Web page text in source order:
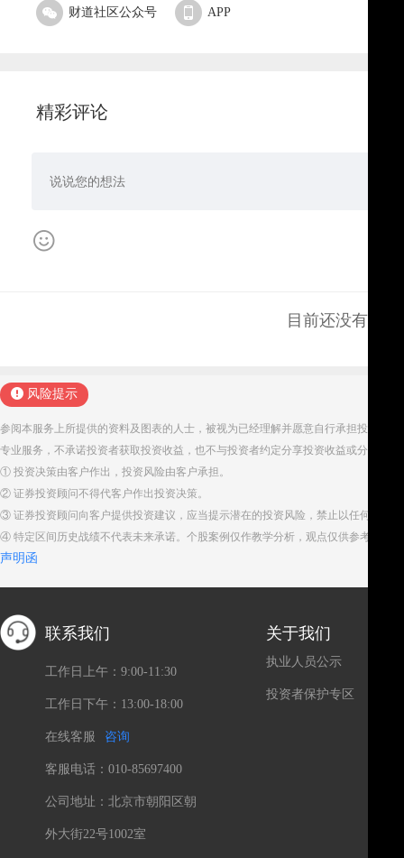
财道社区公众号 APP
精彩评论
目前还没有评论
风险提示
参阅本服务上所提供的资料及图表的人士，被视为已经理解并愿意自行承担投资服
专业服务，不承诺投资者获取投资收益，也不与投资者约定分享投资收益或分担投
① 投资决策由客户作出，投资风险由客户承担。
② 证券投资顾问不得代客户作出投资决策。
③ 证券投资顾问向客户提供投资建议，应当提示潜在的投资风险，禁止以任何方式
④ 特定区间历史战绩不代表未来承诺。个股案例仅作教学分析，观点仅供参考。股
声明函
联系我们
工作日上午：9:00-11:30
工作日下午：13:00-18:00
在线客服 咨询
客服电话：010-85697400
公司地址：北京市朝阳区朝
外大街22号1002室
关于我们
执业人员公示
投资者保护专区